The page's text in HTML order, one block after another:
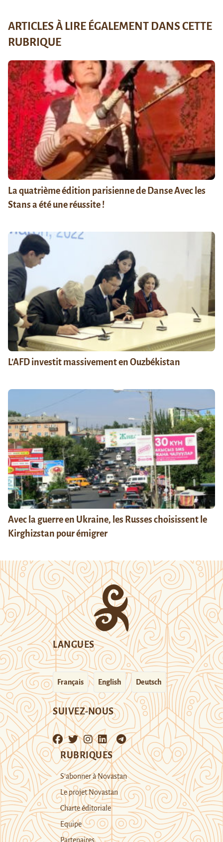
ARTICLES À LIRE ÉGALEMENT DANS CETTE
RUBRIQUE
La quatrième édition parisienne de Danse Avec les
Stans a été une réussite !
L’AFD investit massivement en Ouzbékistan
Avec la guerre en Ukraine, les Russes choisissent le
Kirghizstan pour émigrer
LANGUES
Français English Deutsch
SUIVEZ-NOUS
RUBRIQUES
S’abonner à Novastan
Le projet Novastan
Charte éditoriale
Equipe
Partenaires